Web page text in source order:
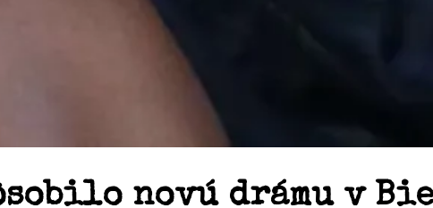
novú drámu v